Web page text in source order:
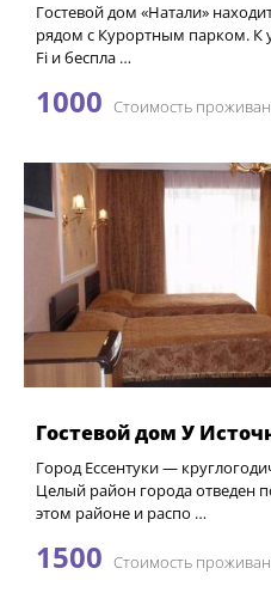
Гостевой дом «Натали»
рядом с Курортным парком. К
Fi и беспла …
1000 Стоимость
Гостевой дом У
Город Ессентуки —
Целый район города отведен
этом районе и распо …
1500 Стоимость